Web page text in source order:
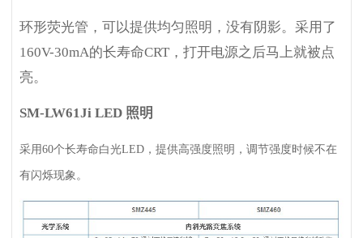
环形荧光管，可以提供均匀照明，没有阴影。采用了
160V-30mA的长寿命CRT，打开电源之后马上就被点
亮。
SM-LW61Ji LED 照明
采用60个长寿命白光LED，提供高强度照明，调节强度时候不在
有闪烁现象。